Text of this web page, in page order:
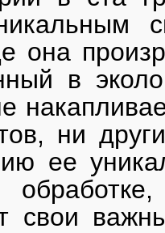
она
в
ни
ее
свои